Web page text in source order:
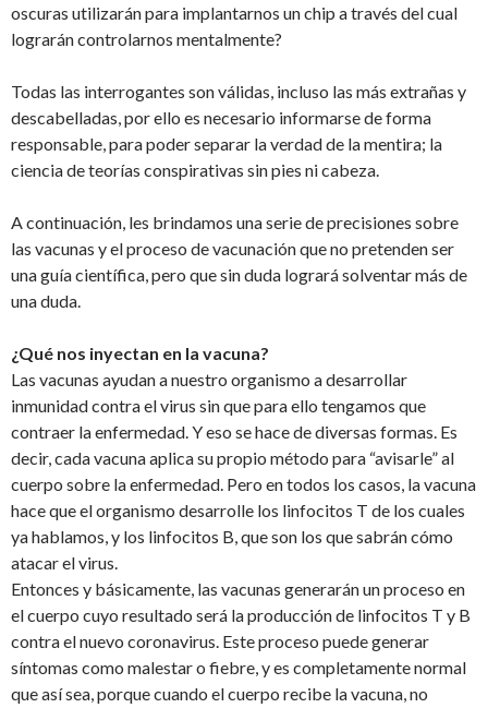
oscuras utilizarán para implantarnos un chip a través del cual
lograrán controlarnos mentalmente?
Todas las interrogantes son válidas, incluso las más extrañas y
descabelladas, por ello es necesario informarse de forma
responsable, para poder separar la verdad de la mentira; la
ciencia de teorías conspirativas sin pies ni cabeza.
A continuación, les brindamos una serie de precisiones sobre
las vacunas y el proceso de vacunación que no pretenden ser
una guía científica, pero que sin duda logrará solventar más de
una duda.
¿Qué nos inyectan en la vacuna?
Las vacunas ayudan a nuestro organismo a desarrollar
inmunidad contra el virus sin que para ello tengamos que
contraer la enfermedad. Y eso se hace de diversas formas. Es
decir, cada vacuna aplica su propio método para “avisarle” al
cuerpo sobre la enfermedad. Pero en todos los casos, la vacuna
hace que el organismo desarrolle los linfocitos T de los cuales
ya hablamos, y los linfocitos B, que son los que sabrán cómo
atacar el virus.
Entonces y básicamente, las vacunas generarán un proceso en
el cuerpo cuyo resultado será la producción de linfocitos T y B
contra el nuevo coronavirus. Este proceso puede generar
síntomas como malestar o fiebre, y es completamente normal
que así sea, porque cuando el cuerpo recibe la vacuna, no